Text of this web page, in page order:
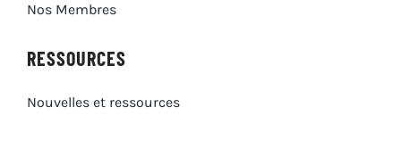
Nos Membres
RESSOURCES
Nouvelles et ressources